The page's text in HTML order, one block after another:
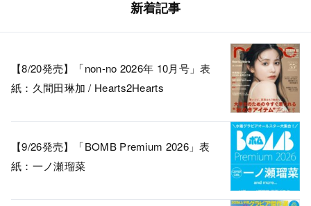
新着記事
【8/20発売】「non-no 2026年 10月号」表
紙：久間田琳加 / Hearts2Hearts
【9/26発売】「BOMB Premium 2026」表
紙：一ノ瀬瑠菜